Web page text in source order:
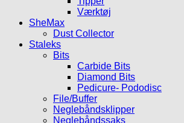
Værktøj
SheMax
Dust Collector
Staleks
Bits
Carbide Bits
Diamond Bits
Pedicure- Pododisc
File/Buffer
Neglebåndsklipper
Neglebåndssaks